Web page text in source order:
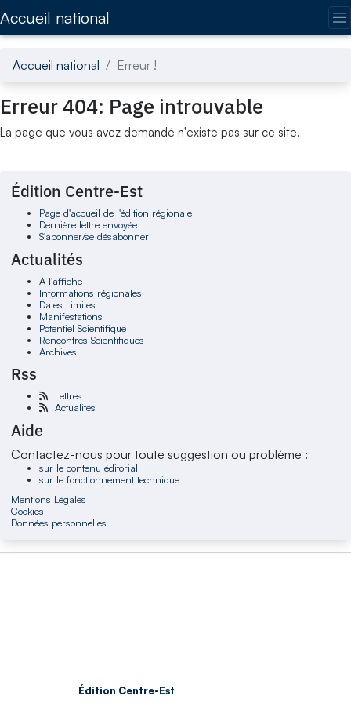
Accueil national
Accueil national Erreur !
Erreur 404: Page introuvable
La page que vous avez demandé n'existe pas sur ce site.
Édition Centre-Est
Page d'accueil de l'édition régionale
Dernière lettre envoyée
S'abonner/se désabonner
Actualités
À l'affiche
Informations régionales
Dates Limites
Manifestations
Potentiel Scientifique
Rencontres Scientifiques
Archives
Rss
Lettres
Actualités
Aide
Contactez-nous pour toute suggestion ou problème :
sur le contenu éditorial
sur le fonctionnement technique
Mentions Légales
Cookies
Données personnelles
Édition Centre-Est